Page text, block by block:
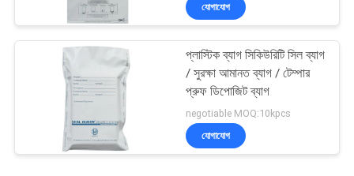
যোগাযোগ
প্লাস্টিক ব্যাগ সিকিউরিটি সিল ব্যাগ
/ সুরক্ষা আমানত ব্যাগ / টেম্পার
প্রুফ ডিপোজিট ব্যাগ
negotiable MOQ:10kpcs
যোগাযোগ